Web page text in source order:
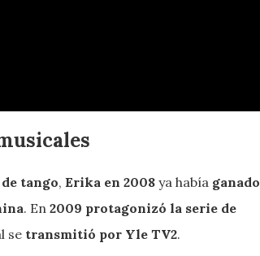
tango, Erika en 2008 ya había ganado
. En 2009 protagonizó la serie de
se transmitió por Yle TV2.